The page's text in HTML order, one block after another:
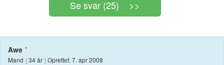
Se svar (25) >>
Awe ´
Mand | 34 år | Oprettet: 7. apr 2008